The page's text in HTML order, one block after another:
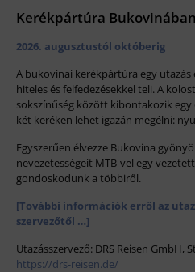
Kerékpártúra
2026. augusztustól októberig
A bukovinai kerékpártúra egy utazás
hiteles és felfedezésekkel teli. A
sokszínűség között kibontakozik
két keréken lehet igazán megélni:
Egyszerűen élvezze Bukovina
nevezetességeit MTB-vel egy
gondoskodunk a többiről.
[További információk erről az
szervezőtől …]
Utazásszervező: DRS Reisen GmbH,
https://drs-reisen.de/